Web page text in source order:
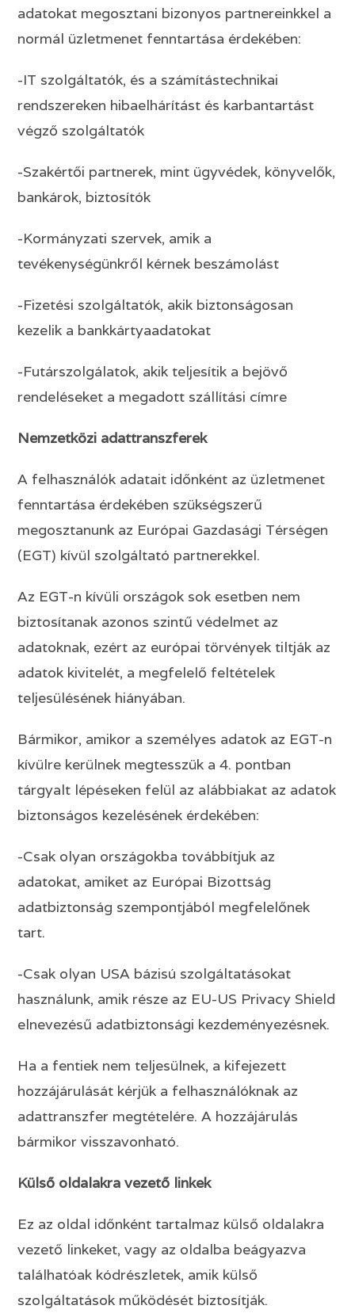
adatokat megosztani bizonyos partnereinkkel a
normál üzletmenet fenntartása érdekében:
-IT szolgáltatók, és a számítástechnikai
rendszereken hibaelhárítást és karbantartást
végző szolgáltatók
-Szakértői partnerek, mint ügyvédek, könyvelők,
bankárok, biztosítók
-Kormányzati szervek, amik a
tevékenységünkről kérnek beszámolást
-Fizetési szolgáltatók, akik biztonságosan
kezelik a bankkártyaadatokat
-Futárszolgálatok, akik teljesítik a bejövő
rendeléseket a megadott szállítási címre
Nemzetközi adattranszferek
A felhasználók adatait időnként az üzletmenet
fenntartása érdekében szükségszerű
megosztanunk az Európai Gazdasági Térségen
(EGT) kívül szolgáltató partnerekkel.
Az EGT-n kívüli országok sok esetben nem
biztosítanak azonos szintű védelmet az
adatoknak, ezért az európai törvények tiltják az
adatok kivitelét, a megfelelő feltételek
teljesülésének hiányában.
Bármikor, amikor a személyes adatok az EGT-n
kívülre kerülnek megtesszük a 4. pontban
tárgyalt lépéseken felül az alábbiakat az adatok
biztonságos kezelésének érdekében:
-Csak olyan országokba továbbítjuk az
adatokat, amiket az Európai Bizottság
adatbiztonság szempontjából megfelelőnek
tart.
-Csak olyan USA bázisú szolgáltatásokat
használunk, amik része az EU-US Privacy Shield
elnevezésű adatbiztonsági kezdeményezésnek.
Ha a fentiek nem teljesülnek, a kifejezett
hozzájárulását kérjük a felhasználóknak az
adattranszfer megtételére. A hozzájárulás
bármikor visszavonható.
Külső oldalakra vezető linkek
Ez az oldal időnként tartalmaz külső oldalakra
vezető linkeket, vagy az oldalba beágyazva
találhatóak kódrészletek, amik külső
szolgáltatások működését biztosítják.